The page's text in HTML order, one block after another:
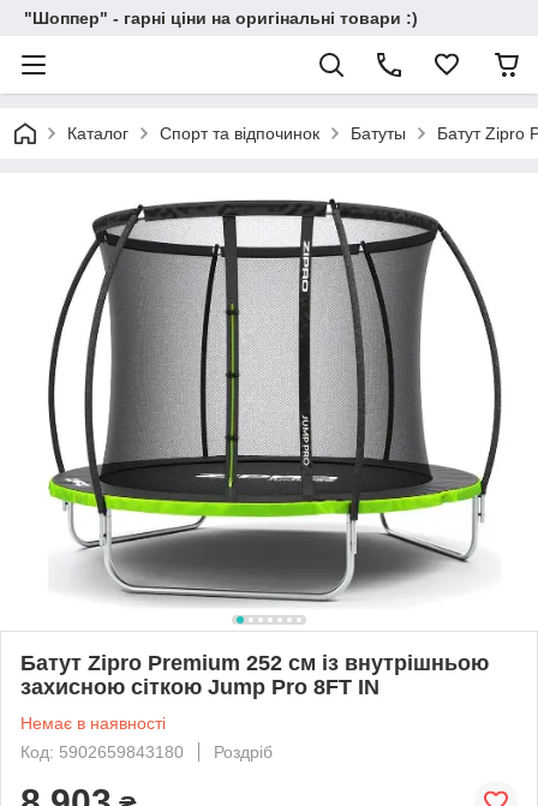
"Шоппер" - гарні ціни на оригінальні товари :)
Каталог Спорт та відпочинок Батуты Батут Zipro
Батут Zipro Premium 252 см із внутрішньою
захисною сіткою Jump Pro 8FT IN
Немає в наявності
Код: 5902659843180
Роздріб